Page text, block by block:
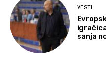
VESTI
sanja